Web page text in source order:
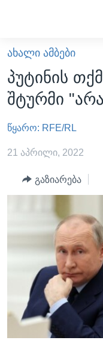
გადადით
მთავარზე
გადადით
მთავარ
გადადით
ძიებაზე
ᲐᲮᲐᲚᲘ ᲐᲛᲑᲔᲑᲘ
ᲡᲐᲥᲐᲠᲗᲕᲔᲚᲝ
ᲐᲨᲨ
ᲐᲨᲨ-ᲘᲡ ᲐᲠᲩᲔᲕᲜᲔᲑᲘ
ᲛᲡᲝᲤᲚᲘᲝ
ᲕᲘᲓᲔᲝᲔᲑᲘ
ᲒᲐᲓᲐᲪᲔᲛᲔᲑᲘ
ᲕᲐᲨᲘᲜᲒᲢᲝᲜᲘ ᲓᲦᲔᲡ
ᲮᲔᲓᲕᲐ
ᲡᲢᲣᲓᲘᲐ ᲕᲐᲨᲘᲜᲒᲢᲝᲜᲘ
ᲡᲮᲕᲐ ᲡᲘᲐᲮᲚᲔᲔᲑᲘ
ᲞᲝᲚᲘᲢᲘᲙᲐ
ᲔᲙᲝᲜᲝᲛᲘᲙᲐ
ᲯᲐᲜᲛᲠᲗᲔᲚᲝᲑᲐ
ᲛᲔᲪᲜᲘᲔᲠᲔᲑᲐ
ᲠᲣᲡᲔᲗᲘᲡ ᲨᲔᲭᲠᲐ
Learning English
ᲗᲕᲐᲚᲘ ᲒᲕᲐᲓᲔᲕᲜᲔᲗ
ᲐᲮᲐᲚᲘ ᲐᲛᲑᲔᲑᲘ
პუტინის
შტურმი
წყარო: RFE/RL
21 აპრილი, 2022
გაზიარება